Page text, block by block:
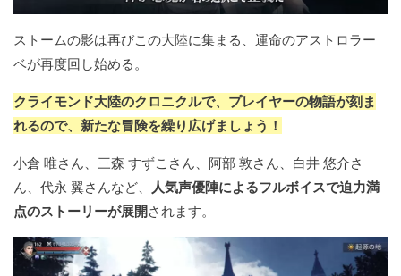
ストームの影は再びこの大陸に集まる、運命のアストロラー
ベが再度回し始める。
クライモンド大陸のクロニクルで、プレイヤーの物語が刻ま
れるので、新たな冒険を繰り広げましょう！
小倉 唯さん、三森 すずこさん、阿部 敦さん、白井 悠介さ
ん、代永 翼さんなど、
人気声優陣によるフルボイスで迫力満
点のストーリーが展開されます。